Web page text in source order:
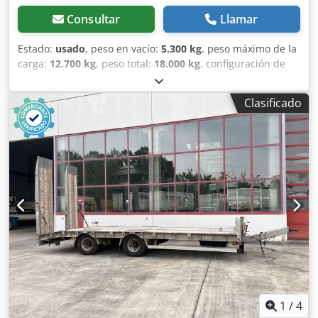
Consultar Llamar
Estado: usado, peso en vacío: 5.300 kg, peso máximo de la
carga: 12.700 kg, peso total: 18.000 kg, configuración de
05/2010
de carga:7.300 mm, anchura del espacio de carga:2.480
mm, altura del espacio de carga:
, volumen del
espacio de carga:
52 m³, amortiguación:aire
, tamaño del
neumático:235/75R17,5 ---/141J
engranaje:otro, tamaño del neumático delantero:
235/75R17,5 ---/141J , tamaño del neumático trasero:
235/75R17,5 ---/141J, cabina del conductor:otro, clase de
emisión:ninguno, Equipamiento:ABS, freno de aire
comprimido, Anillas de amarre, -- errores de impresión,
omisiones y modificaciones reservadas, imágenes de
muestra --, más datos en: !, más detalles: ! Codpfxszrqk Ue
Aaheha
Clasificado
1 /4